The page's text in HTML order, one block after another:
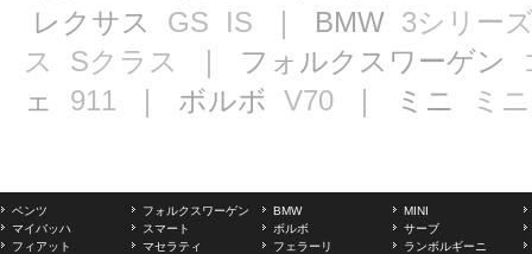
レクサス GS IS ｜ BMW 3シリー
ス
Sクラス ｜ フォルクスワーゲン
ェ 911 ｜ ボルボ V70 ｜ ミニ ミニ
ベンツ フォルクスワーゲン BMW
MINI
マイバッハ
スマート ボルボ
サーブ
フィアット
マセラティ フェラーリ ランボルギーニ